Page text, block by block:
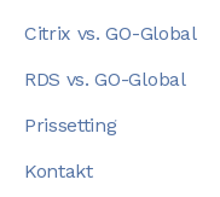
Citrix vs. GO-Global
RDS vs. GO-Global
Prissetting
Kontakt